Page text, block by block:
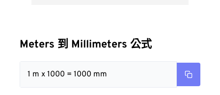
Meters 到 Millimeters 公式
1 m x 1000 = 1000 mm